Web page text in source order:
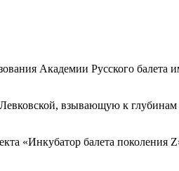
Академии Русского
взывающую к
«Инкубатор балета поколения